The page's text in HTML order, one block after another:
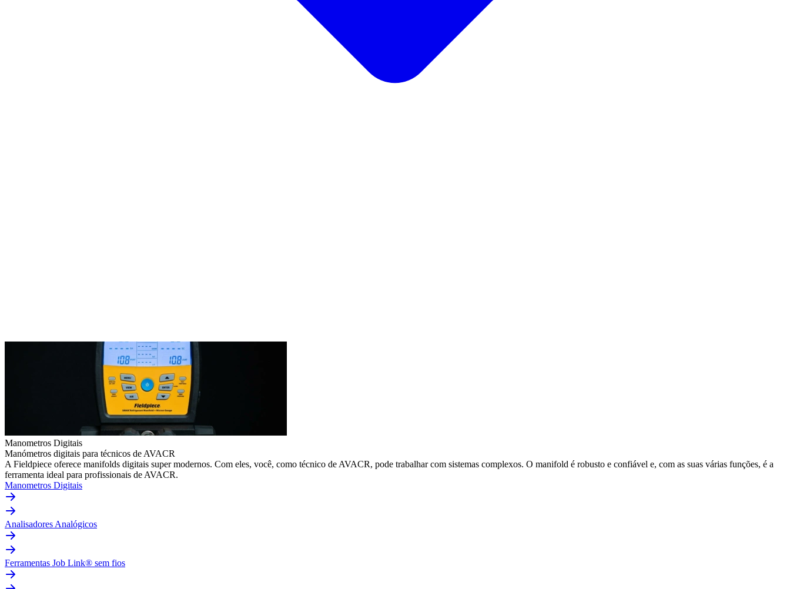
Manometros Digitais
Manómetros digitais para técnicos de AVACR
A Fieldpiece oferece manifolds digitais super modernos. Com eles, você, como técnico de AVACR, pode trabalhar com sistemas complexos. O manifold é robusto e confiável e, com as suas várias funções, é a
ferramenta ideal para profissionais de AVACR.
Manometros Digitais
Analisadores Analógicos
Ferramentas Job Link® sem fios